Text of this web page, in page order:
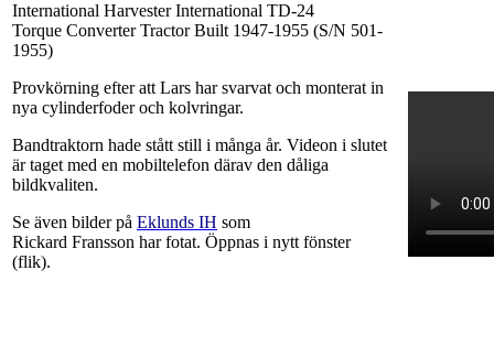
International Harvester International TD-24
Torque Converter Tractor Built 1947-1955 (S/N 501-
1955)
Provkörning efter att Lars har svarvat och monterat in
nya cylinderfoder och kolvringar.
Bandtraktorn hade stått still i många år. Videon i slutet
är taget med en mobiltelefon därav den dåliga
bildkvaliten.
Se även bilder på Eklunds IH som
Rickard Fransson har fotat. Öppnas i nytt fönster
(flik).